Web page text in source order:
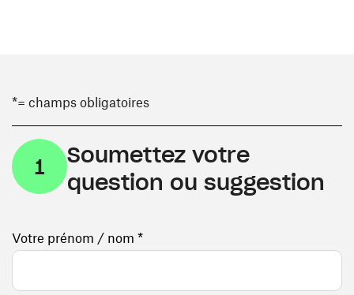
*= champs obligatoires
1
Soumettez votre
question ou suggestion
Votre prénom / nom *